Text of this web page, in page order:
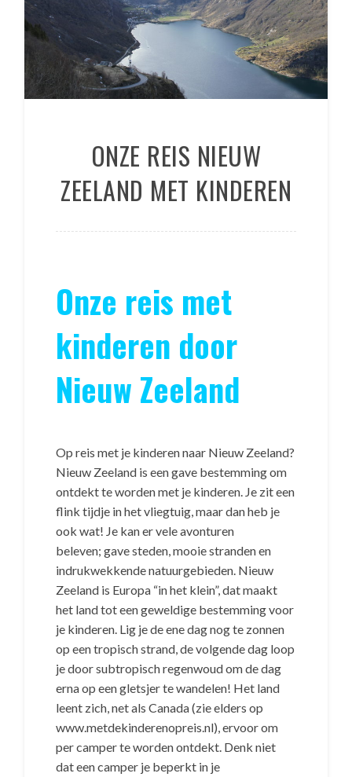
ONZE REIS NIEUW
ZEELAND MET KINDEREN
Onze reis met
kinderen door
Nieuw Zeeland
Op reis met je kinderen naar Nieuw Zeeland?
Nieuw Zeeland is een gave bestemming om
ontdekt te worden met je kinderen. Je zit een
flink tijdje in het vliegtuig, maar dan heb je
ook wat! Je kan er vele avonturen
beleven; gave steden, mooie stranden en
indrukwekkende natuurgebieden. Nieuw
Zeeland is Europa “in het klein”, dat maakt
het land tot een geweldige bestemming voor
je kinderen. Lig je de ene dag nog te zonnen
op een tropisch strand, de volgende dag loop
je door subtropisch regenwoud om de dag
erna op een gletsjer te wandelen! Het land
leent zich, net als Canada (zie elders op
www.metdekinderenopreis.nl), ervoor om
per camper te worden ontdekt. Denk niet
dat een camper je beperkt in je